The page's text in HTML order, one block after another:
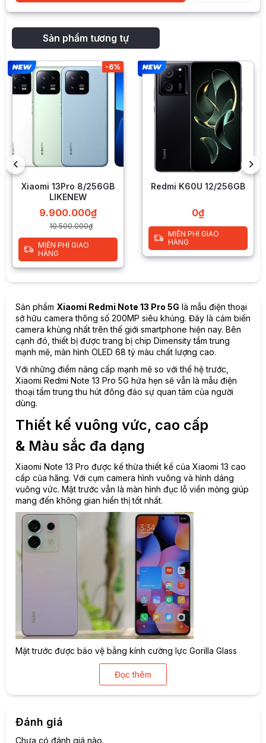
Sản phẩm tương tự
-6%
Xiaomi 13Pro 8/256GB
LIKENEW
10.500.000₫
9.900.000₫
MIỄN PHÍ GIAO
HÀNG
Redmi K60U 12/256GB
0₫
MIỄN PHÍ GIAO
HÀNG
Sản phẩm Xiaomi Redmi Note 13 Pro 5G là mẫu điện thoại
sở hữu camera thông số 200MP siêu khủng. Đây là cảm biến
camera khủng nhất trên thế giới smartphone hiện nay. Bên
cạnh đó, thiết bị được trang bị chip Dimensity tầm trung
mạnh mẽ, màn hình OLED 68 tỷ màu chất lượng cao.
Với những điểm nâng cấp mạnh mẽ so với thế hệ trước,
Xiaomi Redmi Note 13 Pro 5G hứa hẹn sẽ vẫn là mẫu điện
thoại tầm trung thu hút đông đảo sự quan tâm của người
dùng.
Thiết kế vuông vức, cao cấp
& Màu sắc đa dạng
Xiaomi Note 13 Pro được kế thừa thiết kế của Xiaomi 13 cao
cấp của hãng. Với cụm camera hình vuông và hình dáng
vuông vức. Mặt trước vẫn là màn hình đục lỗ viền mỏng giúp
mang đến không gian hiển thị tốt nhất.
Mặt trước được bảo vệ bằng kính cường lực Gorilla Glass
Victus cao cấp. Máy vẫn có cổng điều khiển hồng ngoại,
jack tai nghe 3.5mm cùng với thống loa kép cùng cảm biến
vân tay trong màn hình thường thượng. Đây cũng là điểm
nâng cấp lớn so với thế hệ tiền nhiệm.
Đọc thêm
Đánh giá
Chưa có đánh giá nào.